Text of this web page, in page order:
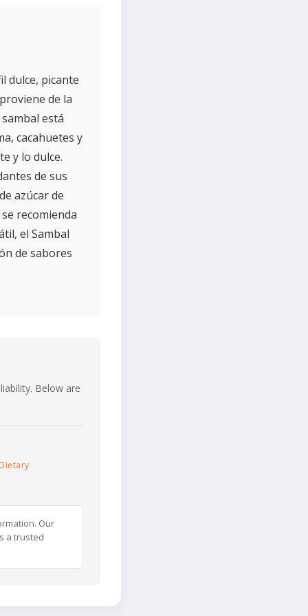
dulce, picante
de la
está
cacahuetes y
y lo dulce.
de sus
azúcar de
recomienda
el Sambal
de sabores
Below are
Our
a trusted